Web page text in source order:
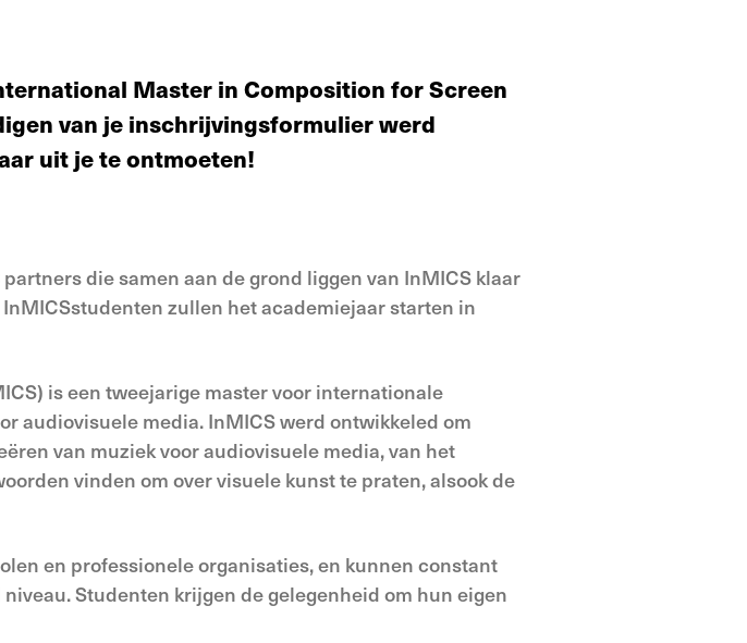
Master in Composition for Screen
van je inschrijvingsformulier werd
uit je te ontmoeten!
die samen aan de grond liggen van InMICS klaar
zullen het academiejaar starten in
is een tweejarige master voor internationale
audiovisuele media. InMICS werd ontwikkeled om
van muziek voor audiovisuele media, van het
vinden om over visuele kunst te praten, alsook de
en professionele organisaties, en kunnen constant
Studenten krijgen de gelegenheid om hun eigen